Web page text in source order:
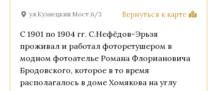
ул.Кузнецкий Мост,6/3 Вернуться к карте
С 1901 по 1904 гг. С.Нефёдов-Эрьзя
проживал и работал фоторетушером в
модном фотоателье Романа Флориановича
Бродовского, которое в то время
располагалось в доме Хомякова на углу